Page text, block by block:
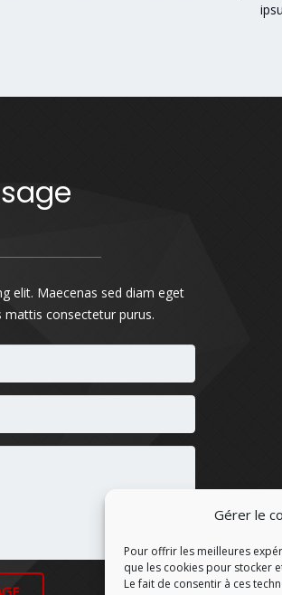
Gérer le
Pour offrir les meilleures
que les cookies pour stocker
Le fait de consentir à ces
elit. Maecenas sed diam eget
mattis consectetur purus.